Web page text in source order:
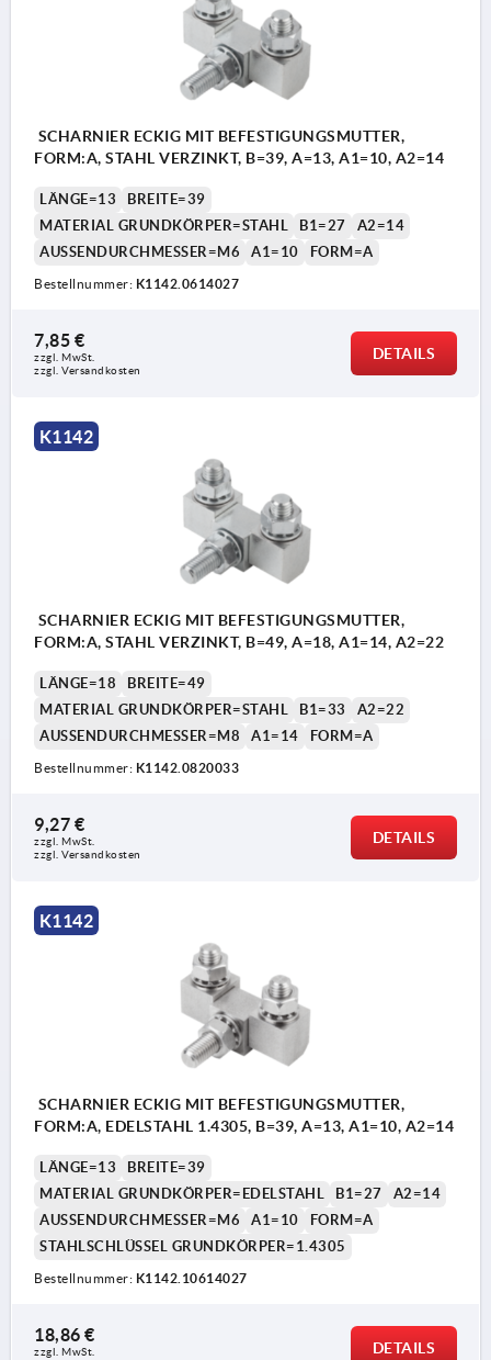
SCHARNIER ECKIG MIT BEFESTIGUNGSMUTTER,
FORM:A, STAHL VERZINKT, B=39, A=13, A1=10, A2=14
LÄNGE=13
BREITE=39
MATERIAL GRUNDKÖRPER=STAHL
B1=27
A2=14
AUSSENDURCHMESSER=M6
A1=10 FORM=A
Bestellnummer: K1142.0614027
7,85 €
zzgl. MwSt.
zzgl. Versandkosten
DETAILS
K1142
SCHARNIER ECKIG MIT BEFESTIGUNGSMUTTER,
FORM:A, STAHL VERZINKT, B=49, A=18, A1=14, A2=22
LÄNGE=18
BREITE=49
MATERIAL GRUNDKÖRPER=STAHL
B1=33
A2=22
AUSSENDURCHMESSER=M8
A1=14 FORM=A
Bestellnummer: K1142.0820033
9,27 €
zzgl. MwSt.
zzgl. Versandkosten
DETAILS
K1142
SCHARNIER ECKIG MIT BEFESTIGUNGSMUTTER,
FORM:A, EDELSTAHL 1.4305, B=39, A=13, A1=10, A2=14
LÄNGE=13
BREITE=39
MATERIAL GRUNDKÖRPER=EDELSTAHL
B1=27
A2=14
AUSSENDURCHMESSER=M6
A1=10
FORM=A
STAHLSCHLÜSSEL GRUNDKÖRPER=1.4305
Bestellnummer: K1142.10614027
18,86 €
zzgl. MwSt.
DETAILS